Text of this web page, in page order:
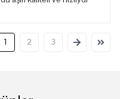
1 2 3